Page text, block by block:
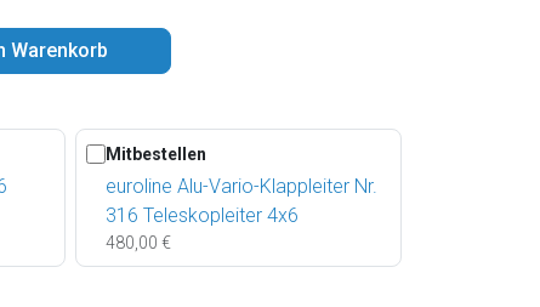
Warenkorb
Mitbestellen
euroline Alu-Vario-Klappleiter Nr.
316 Teleskopleiter 4x6
480,00 €